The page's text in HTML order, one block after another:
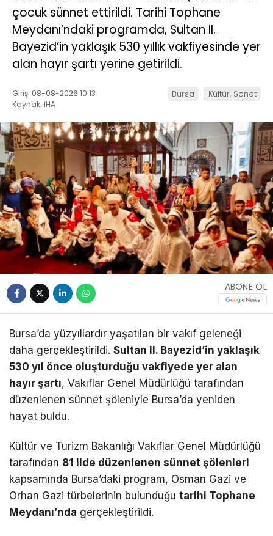
çocuk sünnet ettirildi. Tarihi Tophane
Meydanı’ndaki programda, Sultan II.
Bayezid’in yaklaşık 530 yıllık vakfiyesinde yer
alan hayır şartı yerine getirildi.
Giriş: 08-08-2026 10:13
Kaynak: İHA
Bursa Kültür, Sanat
ABONE OL
Bursa’da yüzyıllardır yaşatılan bir vakıf geleneği
daha gerçekleştirildi. Sultan II. Bayezid’in yaklaşık
530 yıl önce oluşturduğu vakfiyede yer alan
hayır şartı, Vakıflar Genel Müdürlüğü tarafından
düzenlenen sünnet şöleniyle Bursa’da yeniden
hayat buldu.
Kültür ve Turizm Bakanlığı Vakıflar Genel Müdürlüğü
tarafından 81 ilde düzenlenen sünnet şölenleri
kapsamında Bursa’daki program, Osman Gazi ve
Orhan Gazi türbelerinin bulunduğu tarihi Tophane
Meydanı’nda gerçekleştirildi.